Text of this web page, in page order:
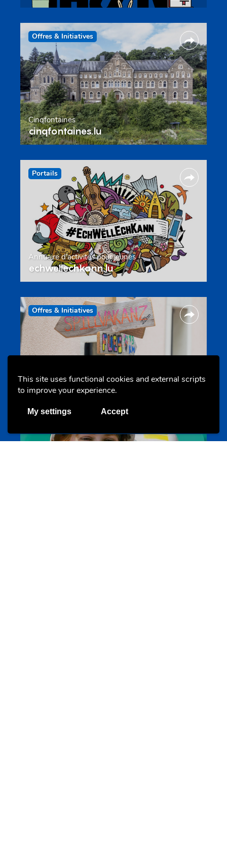
This site uses functional cookies and external scripts
to improve your experience.
My settings Accept
Offres & Initiatives
Cinqfontaines
cinqfontaines.lu
Portails
Annuaire d’activités pour jeunes
echwellechkann.lu
Offres & Initiatives
Camps et colonies